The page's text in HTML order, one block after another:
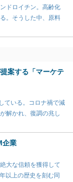
ドロイチン。高齢化
。そうした中、原料
案する「マーケテ
ている。コロナ禍で減
解かれ、復調の兆し
企業
大な信頼を獲得して
以上の歴史を刻む同